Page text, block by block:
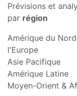
Prévisions et
par région
Amérique du Nord
l'Europe
Asie Pacifique
Amérique Latine
Moyen-Orient &